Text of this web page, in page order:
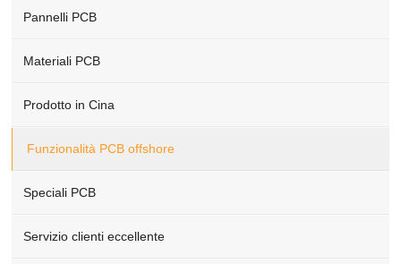
Pannelli PCB
Materiali PCB
Prodotto in Cina
Funzionalità PCB offshore
Speciali PCB
Servizio clienti eccellente